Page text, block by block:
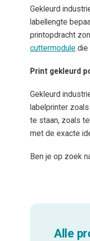
Gekleurd
labellengte
printopdracht
cuttermodule die
Print gekleurd
Gekleurd
labelprinter
te staan, zoals
met de exacte
Ben je op zoek
Alle